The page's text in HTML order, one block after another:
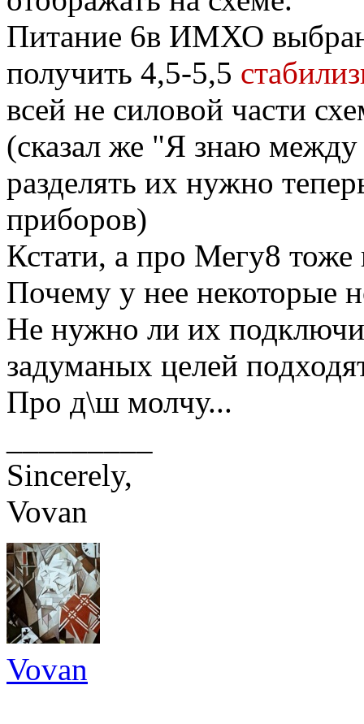
Питание 6в ИМХО
получить 4,5-5,5
всей не силовой части
(сказал же "Я знаю
разделять их нужно
приборов)
Кстати, а про Мегу8
Почему у нее некоторые
Не нужно ли их
задуманых целей
Про д\ш молчу...
Sincerely,
Vovan
Vovan